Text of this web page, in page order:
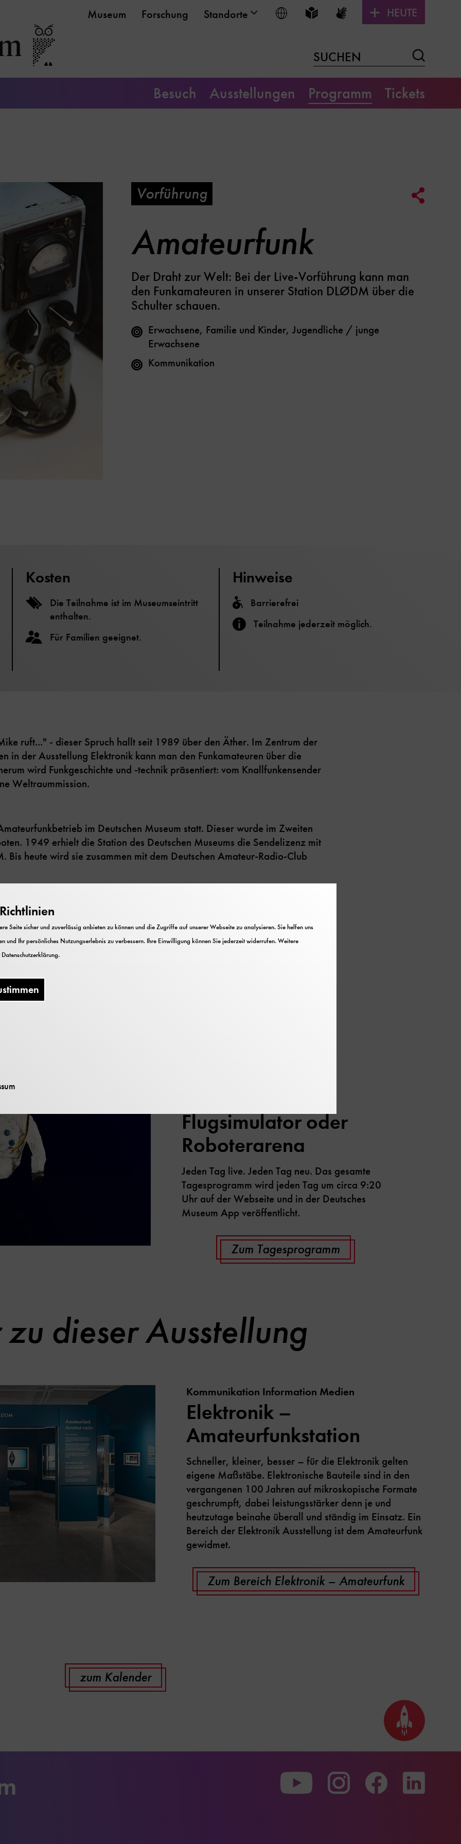
Museum Forschung Standorte Sprache wählen
Leichte Sprache
Gebärdensprache
HEUTE
SUCHEN
Besuch Ausstellungen Programm Tickets
Vorführung
Amateurfunk
Der Draht zur Welt: Bei der Live-Vorführung kann man
den Funkamateuren in unserer Station DLØDM über die
Schulter schauen.
Erwachsene, Familie und Kinder, Jugendliche / junge
Erwachsene
Kommunikation
Kosten
Die Teilnahme ist im Museumseintritt
enthalten.
Für Familien geeignet.
Hinweise
Barrierefrei
Teilnahme jederzeit möglich.
ruft..." - dieser Spruch hallt seit 1989 über den Äther. Im Zentrum der
in der Ausstellung Elektronik kann man den Funkamateuren über die
wird Funkgeschichte und -technik präsentiert: vom Knallfunkensender
Weltraummission.
im Deutschen Museum statt. Dieser wurde im Zweiten
1949 erhielt die Station des Deutschen Museums die Sendelizenz mit
Bis heute wird sie zusammen mit dem Deutschen Amateur-Radio-Club
diese Veranstaltung statt?
um ca. 9.20 Uhr, welche Aktionen im
für Einzelbesucher und Kleingruppen bis fünf Personen bietet
Flugsimulator oder
Roboterarena
Jeden Tag live. Jeden Tag neu. Das gesamte
Tagesprogramm wird jeden Tag um circa 9:20
Uhr auf der Webseite und in der Deutsches
Museum App veröffentlicht.
Zum Tagesprogramm
dieser Ausstellung
Kommunikation Information Medien
Elektronik –
Amateurfunkstation
Schneller, kleiner, besser – für die Elektronik gelten
eigene Maßstäbe. Elektronische Bauteile sind in den
vergangenen 100 Jahren auf mikroskopische Formate
geschrumpft, dabei leistungsstärker denn je und
heutzutage beinahe überall und ständig im Einsatz. Ein
Bereich der Elektronik Ausstellung ist dem Amateurfunk
gewidmet.
Zum Bereich Elektronik – Amateurfunk
zum Kalender
Seite
nach
oben
Zu
unserer
Zu
unserer
Zu
unserer
Seite sicher und zuverlässig anbieten zu können und die Zugriffe auf unserer Webseite zu analysieren. Sie helfen uns
und Ihr persönliches Nutzungserlebnis zu verbessern. Ihre Einwilligung können Sie jederzeit widerrufen. Weitere
Datenschutzerklärung.